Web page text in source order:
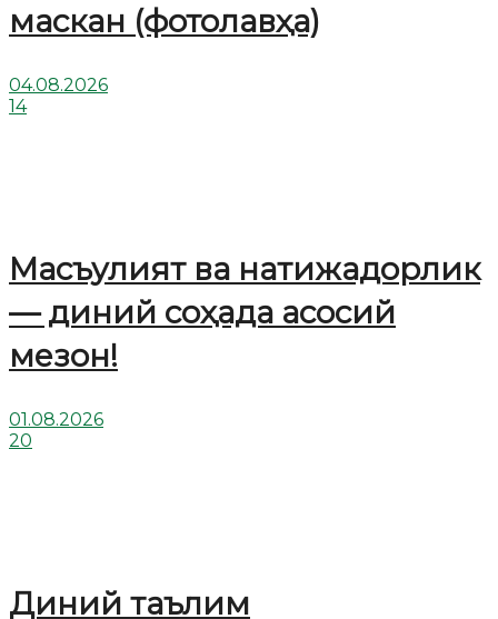
маскан (фотолавҳа)
04.08.2026
14
Масъулият ва натижадорлик
— диний соҳада асосий
мезон!
01.08.2026
20
Диний таълим